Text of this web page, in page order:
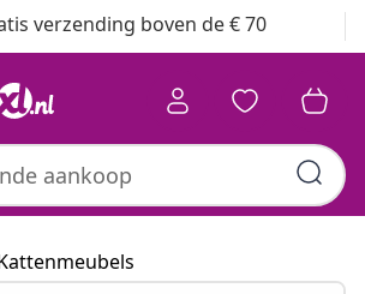
verzending boven de € 70